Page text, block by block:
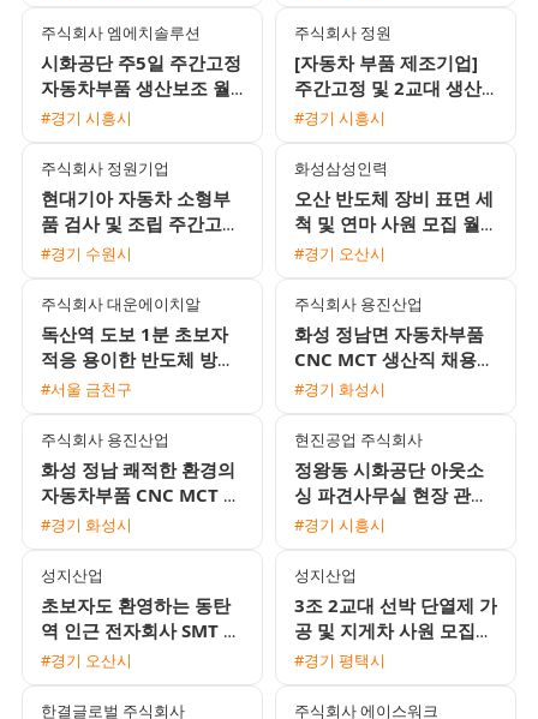
주식회사 엠에치솔루션
시화공단 주5일 주간고정
자동차부품 생산보조 월
310만원 남녀 사원 모집
#경기 시흥시
주식회사 정원
[자동차 부품 제조기업]
주간고정 및 2교대 생산·
물류·검사 사원 모집 (초
#경기 시흥시
주식회사 정원기업
현대기아 자동차 소형부
품 검사 및 조립 주간고정
모집 월 350만원 이상 가
#경기 수원시
화성삼성인력
오산 반도체 장비 표면 세
척 및 연마 사원 모집 월
360만 원에서 400만 원
#경기 오산시
주식회사 대운에이치알
독산역 도보 1분 초보자
적응 용이한 반도체 방열
판 육안검사 사원 채용
#서울 금천구
주식회사 용진산업
화성 정남면 자동차부품
CNC MCT 생산직 채용
(월 400만원 이상 / 기숙
#경기 화성시
주식회사 용진산업
화성 정남 쾌적한 환경의
자동차부품 CNC MCT 생
산직 채용
#경기 화성시
현진공업 주식회사
정왕동 시화공단 아웃소
싱 파견사무실 현장 관리
자 채용
#경기 시흥시
성지산업
초보자도 환영하는 동탄
역 인근 전자회사 SMT 조
립검사 및 오퍼레이터 채
#경기 오산시
성지산업
3조 2교대 선박 단열제 가
공 및 지게차 사원 모집
상여금과 유류비 지원 1
#경기 평택시
한결글로벌 주식회사 주식회사 에이스워크